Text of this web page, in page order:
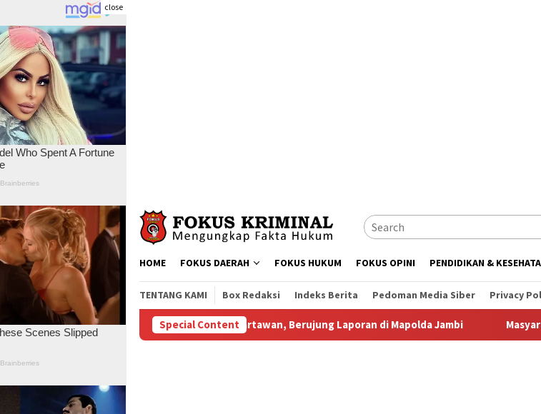
close
HOME FOKUS DAERAH FOKUS HUKUM FOKUS OPINI PENDIDIKAN &
TENTANG KAMI Box Redaksi Indeks Berita Pedoman Media Siber Privacy
Special Content
Aniaya Wartawan, Berujung Laporan di Mapolda Jambi Masyarakat Adat Desa Lermatang Menanti